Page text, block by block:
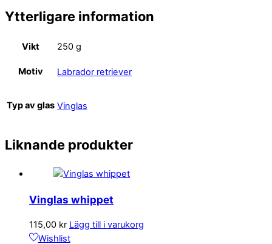
Ytterligare information
Vikt 250 g
Motiv Labrador retriever
Typ av glas Vinglas
Liknande produkter
Vinglas whippet
115,00 kr Lägg till i varukorg
Wishlist